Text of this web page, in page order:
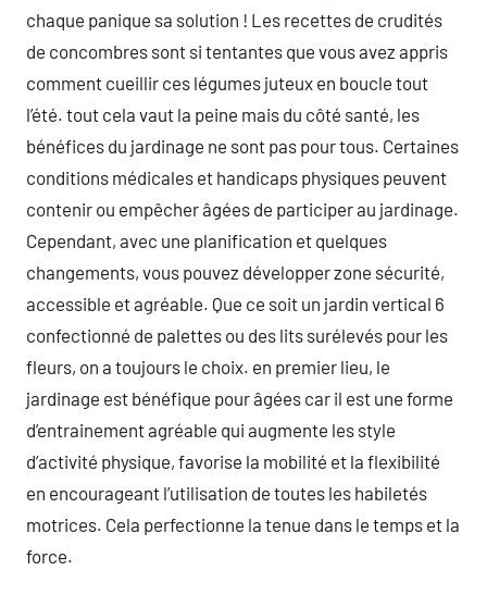
chaque panique sa solution ! Les recettes de crudités
de concombres sont si tentantes que vous avez appris
comment cueillir ces légumes juteux en boucle tout
l’été. tout cela vaut la peine mais du côté santé, les
bénéfices du jardinage ne sont pas pour tous. Certaines
conditions médicales et handicaps physiques peuvent
contenir ou empêcher âgées de participer au jardinage.
Cependant, avec une planification et quelques
changements, vous pouvez développer zone sécurité,
accessible et agréable. Que ce soit un jardin vertical 6
confectionné de palettes ou des lits surélevés pour les
fleurs, on a toujours le choix. en premier lieu, le
jardinage est bénéfique pour âgées car il est une forme
d’entrainement agréable qui augmente les style
d’activité physique, favorise la mobilité et la flexibilité
en encourageant l’utilisation de toutes les habiletés
motrices. Cela perfectionne la tenue dans le temps et la
force.